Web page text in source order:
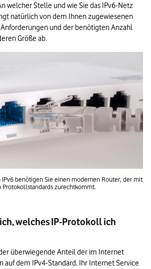
welcher Stelle und wie Sie das IPv6-Netz
natürlich von dem Ihnen zugewiesenen
und der benötigten Anzahl
Größe ab.
IPv6 benötigen Sie einen modernen Router, der mit
Protokollstandards zurechtkommt.
welches IP-Protokoll ich
überwiegende Anteil der im Internet
auf dem IPv4-Standard. Ihr Internet Service